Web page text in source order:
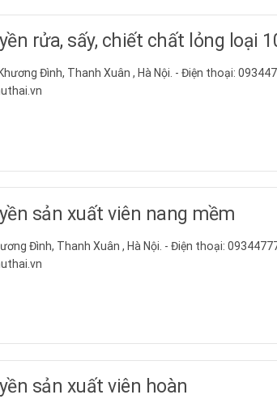
rửa, sấy, chiết chất lỏng loại
Đình, Thanh Xuân , Hà Nội. - Điện thoại:
sản xuất viên nang mềm
Đình, Thanh Xuân , Hà Nội. - Điện thoại:
sản xuất viên hoàn